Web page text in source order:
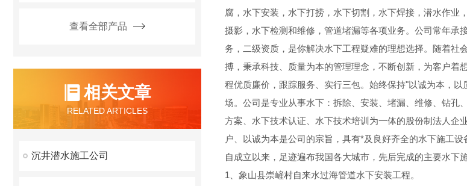
查看全部产品
相关文章
RELATED ARTICLES
沉井潜水施工公司
腐，水下安装，水下打捞，水下切割，水下焊接，潜水作
摄影，水下检测和维修，管道堵漏等各项业务。公司常年承
务，二级资质，是你解决水下工程疑难的理想选择。随着社
搏，秉承科技、质量为本的管理理念，不断创新，为客户着
程优质廉价，跟踪服务、实行三包。始终保持"以诚为本，
场。公司是专业从事水下：拆除、安装、堵漏、维修、钻孔
方案、水下技术认证、水下技术培训为一体的股份制法人企
户、以诚为本是公司的宗旨，具有*及良好齐全的水下施工
自成立以来，足迹遍布我国各大城市，先后完成的主要水下
1、象山县崇嵼村自来水过海管道水下安装工程。